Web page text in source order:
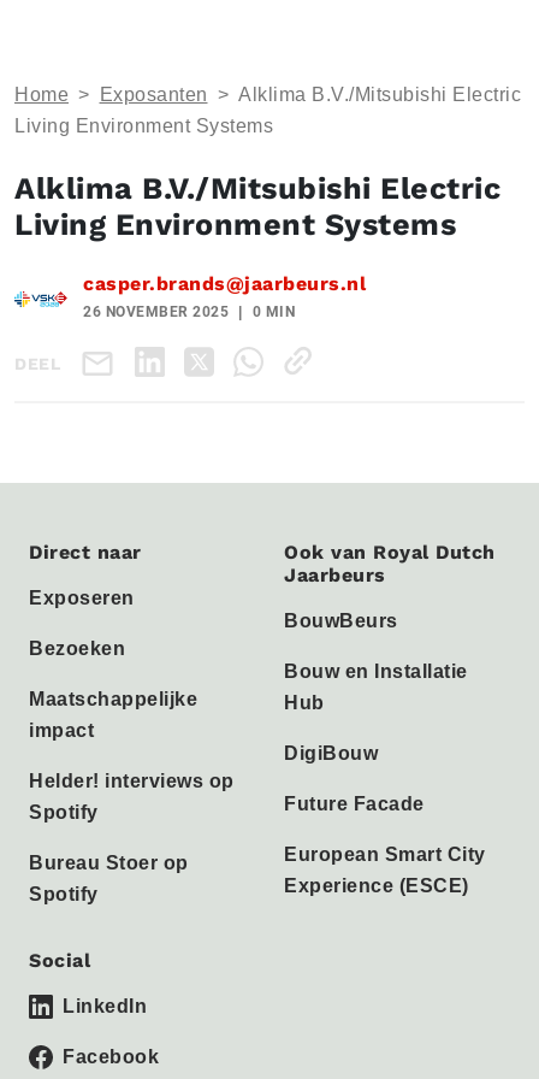
Home > Exposanten > Alklima B.V./Mitsubishi Electric
Living Environment Systems
Alklima B.V./Mitsubishi Electric
Living Environment Systems
casper.brands@jaarbeurs.nl
26 NOVEMBER 2025 0 MIN
DEEL
Direct naar
Exposeren
Bezoeken
Maatschappelijke
impact
Helder! interviews op
Spotify
Bureau Stoer op
Spotify
Ook van Royal Dutch
Jaarbeurs
BouwBeurs
Bouw en Installatie
Hub
DigiBouw
Future Facade
European Smart City
Experience (ESCE)
Social
LinkedIn
Facebook